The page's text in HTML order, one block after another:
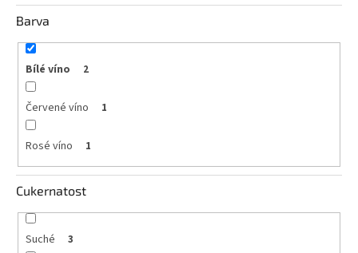
BiB
-
větší
objem
Ostatní
vína
Barva
Bílé víno 2
Červené víno 1
Rosé víno 1
Cukernatost
Suché 3